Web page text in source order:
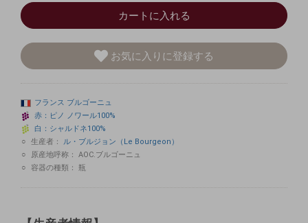
カートに入れる
お気に入りに登録する
フランス ブルゴーニュ
赤：ピノ ノワール100%
白：シャルドネ100%
生産者：
ル・ブルジョン（Le Bourgeon）
原産地呼称：
AOC.ブルゴーニュ
容器の種類：
瓶